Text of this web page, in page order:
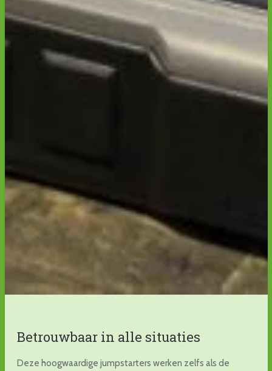
Betrouwbaar in alle situaties
Deze hoogwaardige jumpstarters werken zelfs als de